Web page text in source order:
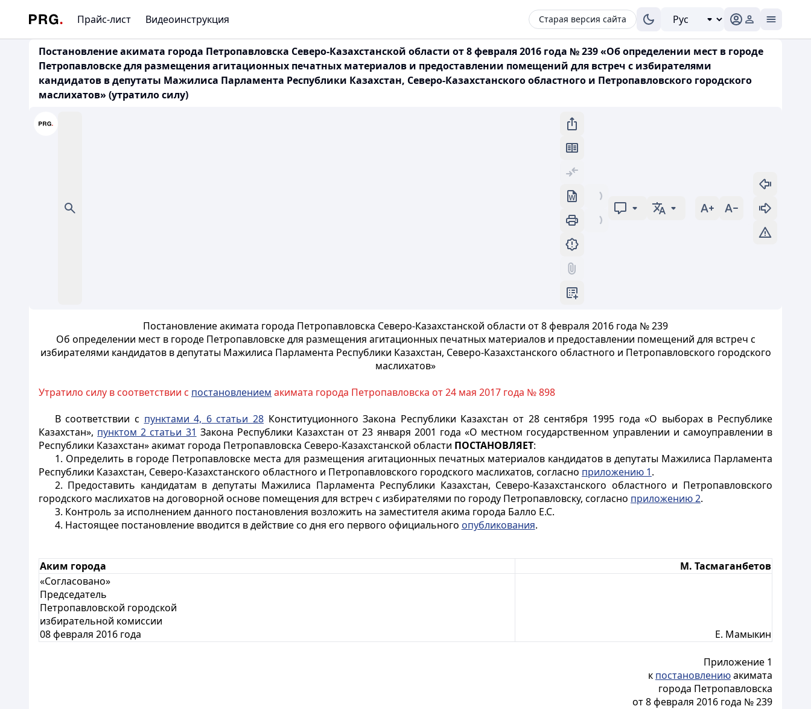
Прайс-лист Видеоинструкция Старая версия сайта
Постановление акимата города Петропавловска Северо-Казахстанской области от 8 февраля 2016 года № 239 «Об определении мест в городе
Петропавловске для размещения агитационных печатных материалов и предоставлении помещений для встреч с избирателями
кандидатов в депутаты Мажилиса Парламента Республики Казахстан, Северо-Казахстанского областного и Петропавловского городского
маслихатов» (утратило силу)
Постановление акимата города Петропавловска Северо-Казахстанской области от 8 февраля 2016 года № 239
Об определении мест в городе Петропавловске для размещения агитационных печатных материалов и предоставлении помещений для встреч с
избирателями кандидатов в депутаты Мажилиса Парламента Республики Казахстан, Северо-Казахстанского областного и Петропавловского городского
маслихатов»
Утратило силу в соответствии с постановлением акимата города Петропавловска от 24 мая 2017 года № 898
В соответствии с пунктами 4, 6 статьи 28Конституционного Закона Республики Казахстан от 28 сентября 1995 года «О выборах в Республике
Казахстан», пунктом 2 статьи 31 Закона Республики Казахстан от 23 января 2001 года «О местном государственном управлении и самоуправлении в
Республики Казахстан» акимат города Петропавловска Северо-Казахстанской области ПОСТАНОВЛЯЕТ:
1. Определить в городе Петропавловске места для размещения агитационных печатных материалов кандидатов в депутаты Мажилиса Парламента
Республики Казахстан, Северо-Казахстанского областного и Петропавловского городского маслихатов, согласно приложению 1.
2. Предоставить кандидатам в депутаты Мажилиса Парламента Республики Казахстан, Северо-Казахстанского областного и Петропавловского
городского маслихатов на договорной основе помещения для встреч с избирателями по городу Петропавловску, согласно приложению 2.
3. Контроль за исполнением данного постановления возложить на заместителя акима города Балло Е.С.
4. Настоящее постановление вводится в действие со дня его первого официального опубликования.
Аким города
М. Тасмаганбетов
«Согласовано»
Председатель
Петропавловской городской
избирательной комиссии
08 февраля 2016 года
Е. Мамыкин
Приложение 1
к постановлениюакимата
города Петропавловска
от 8 февраля 2016 года № 239